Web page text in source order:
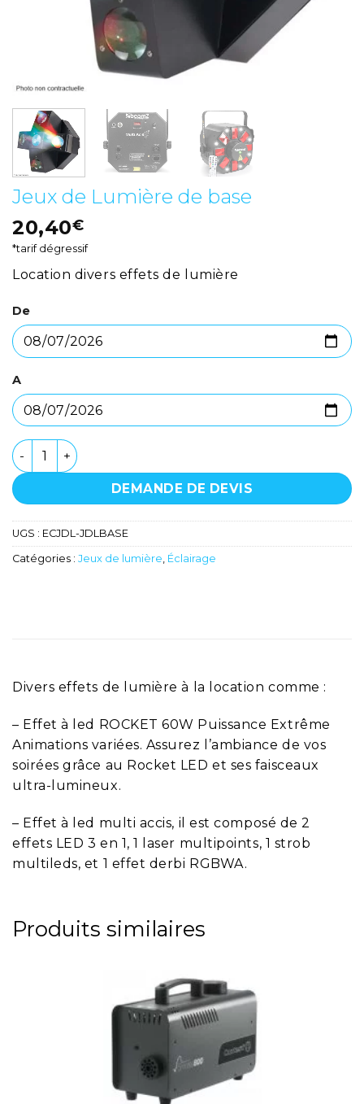
Jeux de Lumière de base
20,40€
*tarif dégressif
Location divers effets de lumière
De
A
quantité de Jeux de Lumière de base
DEMANDE DE DEVIS
UGS : ECJDL-JDLBASE
Catégories : Jeux de lumière, Éclairage
Divers effets de lumière à la location comme :
– Effet à led ROCKET 60W Puissance Extrême
Animations variées. Assurez l’ambiance de vos
soirées grâce au Rocket LED et ses faisceaux
ultra-lumineux.
– Effet à led multi accis, il est composé de 2
effets LED 3 en 1, 1 laser multipoints, 1 strob
multileds, et 1 effet derbi RGBWA.
Produits similaires